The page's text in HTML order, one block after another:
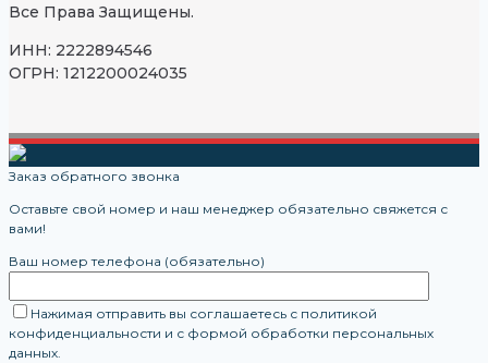
Все Права Защищены.
ИНН: 2222894546
ОГРН: 1212200024035
Заказ обратного звонка
Оставьте свой номер и наш менеджер обязательно свяжется с
вами!
Ваш номер телефона (обязательно)
Нажимая отправить вы соглашаетесь с политикой
конфиденциальности и с формой обработки персональных
данных.